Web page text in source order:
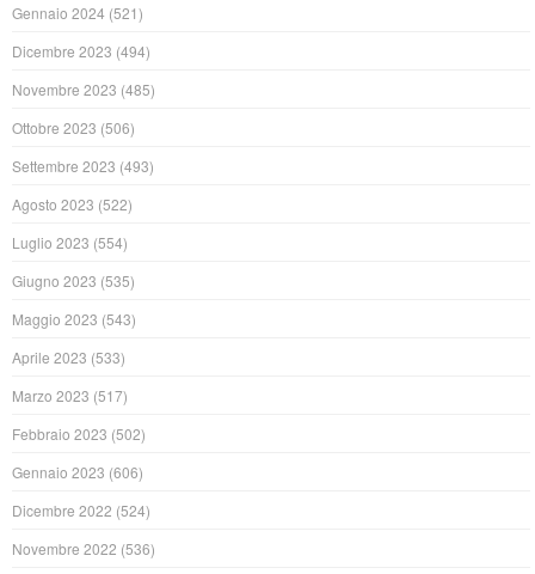
Gennaio 2024 (521)
Dicembre 2023 (494)
Novembre 2023 (485)
Ottobre 2023 (506)
Settembre 2023 (493)
Agosto 2023 (522)
Luglio 2023 (554)
Giugno 2023 (535)
Maggio 2023 (543)
Aprile 2023 (533)
Marzo 2023 (517)
Febbraio 2023 (502)
Gennaio 2023 (606)
Dicembre 2022 (524)
Novembre 2022 (536)